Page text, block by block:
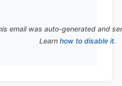
email was auto-generated and
Learn how to disable it.